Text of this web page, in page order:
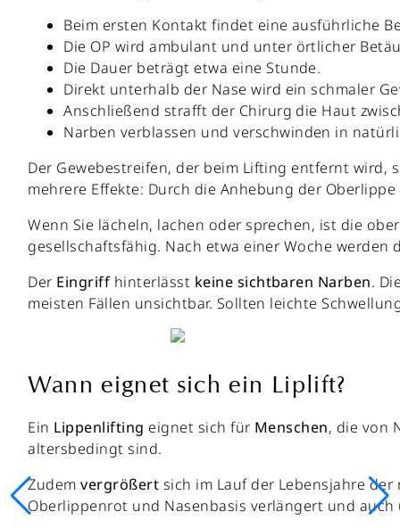
Beim ersten Kontakt findet eine ausführliche
Die OP wird ambulant und unter örtlicher
Die Dauer beträgt etwa eine Stunde.
Direkt unterhalb der Nase wird ein schmaler
Anschließend strafft der Chirurg die Haut
Narben verblassen und verschwinden in
Der Gewebestreifen, der beim Lifting entfernt wird,
mehrere Effekte: Durch die Anhebung der
Wenn Sie lächeln, lachen oder sprechen, ist die
gesellschaftsfähig. Nach etwa einer Woche werden
Der Eingriff hinterlässt keine sichtbaren Narben.
meisten Fällen unsichtbar. Sollten leichte
Wann eignet sich ein Liplift?
Ein Lippenlifting eignet sich für Menschen, die von
altersbedingt sind.
Zudemvergrößert sich im Lauf der Lebensjahre
Oberlippenrot und Nasenbasis verlängert und